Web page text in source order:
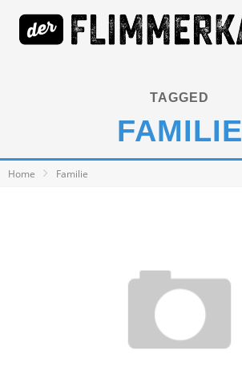
TAGGED
FAMILIE
Home Familie